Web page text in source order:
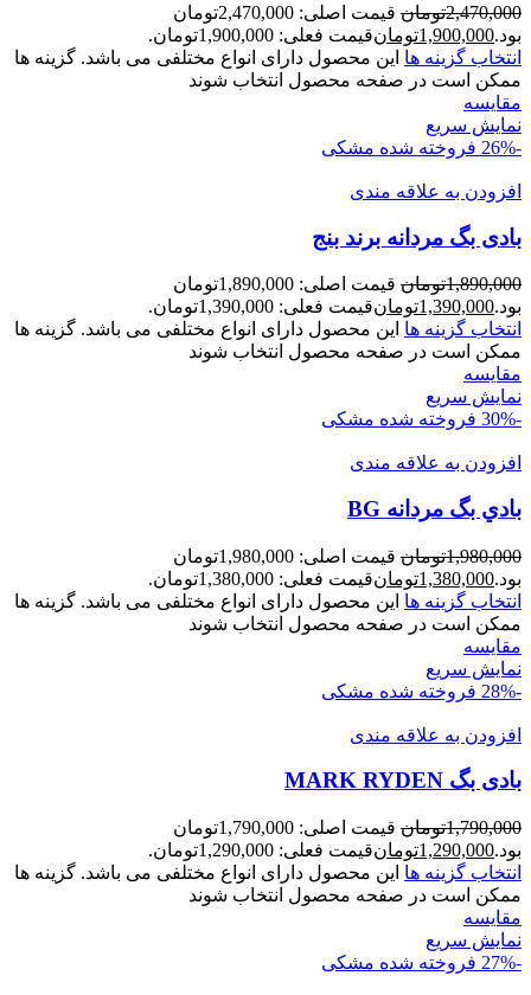
2,470,000تومان
قیمت اصلی: 2,470,000تومان
بود.1,900,000تومانقیمت فعلی: 1,900,000تومان.
انتخاب گزینه ها این محصول دارای انواع مختلفی می باشد. گزینه ها
ممکن است در صفحه محصول انتخاب شوند
مقايسه
نمایش سریع
-26%
فروخته شده مشکی
افزودن به علاقه مندی
بادی بگ مردانه برند بنج
1,890,000تومان
قیمت اصلی: 1,890,000تومان
بود.1,390,000تومانقیمت فعلی: 1,390,000تومان.
انتخاب گزینه ها این محصول دارای انواع مختلفی می باشد. گزینه ها
ممکن است در صفحه محصول انتخاب شوند
مقايسه
نمایش سریع
-30%
فروخته شده مشکی
افزودن به علاقه مندی
بادي بگ مردانه BG
1,980,000تومان
قیمت اصلی: 1,980,000تومان
بود.1,380,000تومانقیمت فعلی: 1,380,000تومان.
انتخاب گزینه ها این محصول دارای انواع مختلفی می باشد. گزینه ها
ممکن است در صفحه محصول انتخاب شوند
مقايسه
نمایش سریع
-28%
فروخته شده مشکی
افزودن به علاقه مندی
بادی بگ MARK RYDEN
1,790,000تومان
قیمت اصلی: 1,790,000تومان
بود.1,290,000تومانقیمت فعلی: 1,290,000تومان.
انتخاب گزینه ها این محصول دارای انواع مختلفی می باشد. گزینه ها
ممکن است در صفحه محصول انتخاب شوند
مقايسه
نمایش سریع
-27%
فروخته شده مشکی